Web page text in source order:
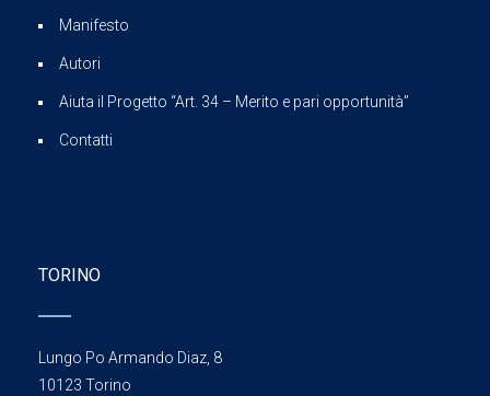
Manifesto
Autori
Aiuta il Progetto “Art. 34 – Merito e pari opportunità”
Contatti
TORINO
Lungo Po Armando Diaz, 8
10123 Torino